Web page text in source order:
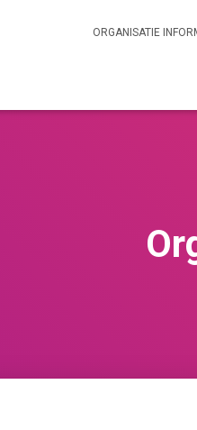
ORGANISATIE